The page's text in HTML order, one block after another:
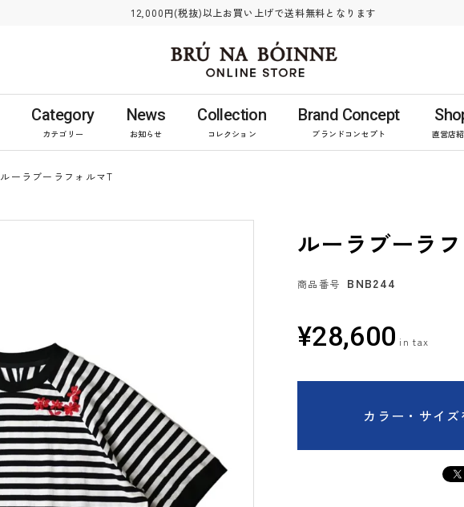
12,000円(税抜)以上お買い上げで送料無料となります
Category
カテゴリー
News
お知らせ
Collection
コレクション
Brand Concept
ブランドコンセプト 直営店
ルーラブーラフォルマT
ルーラブーラ
商品番号 BNB244
¥28,600
カラー・サイズ